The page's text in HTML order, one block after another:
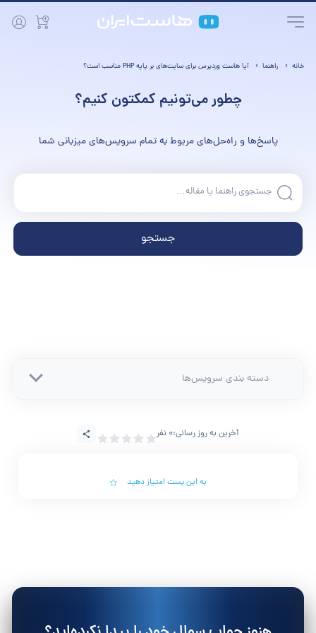
خانه راهنما آیا هاست وردپرس برای سایت‌های بر پایه PHP مناسب است؟
چطور می‌تونیم کمکتون کنیم؟
پاسخ‌ها و راه‌حل‌های مربوط به تمام سرویس‌های میزبانی شما
جستجو
دسته بندی سرویس‌ها
آخرین به روز رسانی:0 نفر
به این پست امتیاز دهید